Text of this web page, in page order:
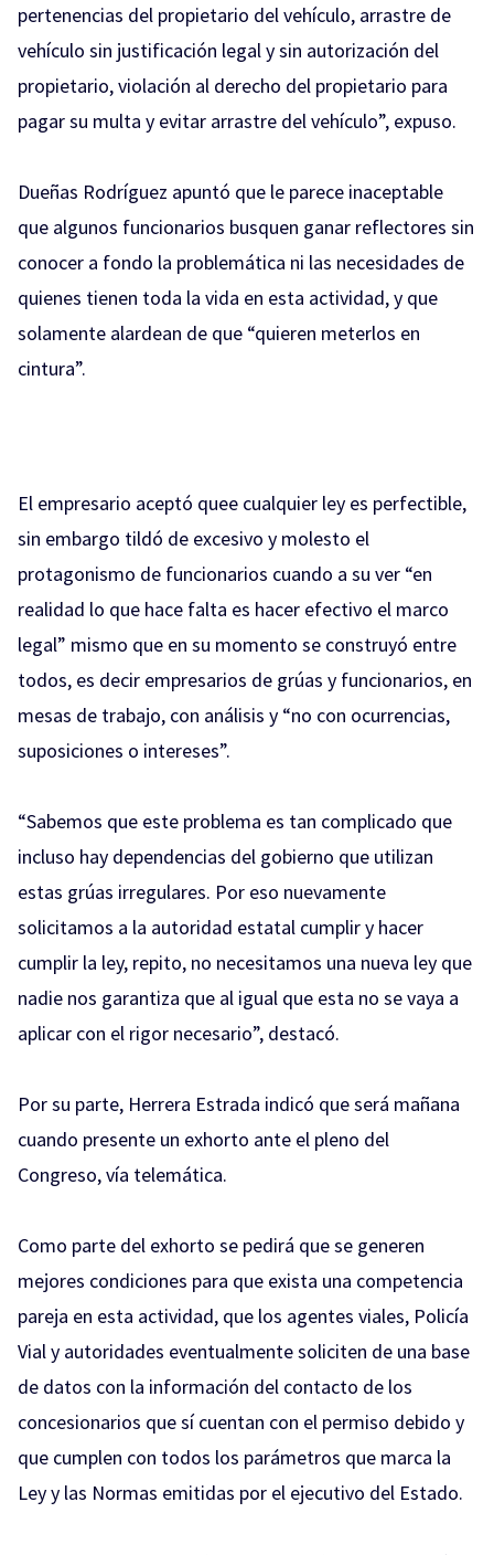
pertenencias del propietario del vehículo, arrastre de
vehículo sin justificación legal y sin autorización del
propietario, violación al derecho del propietario para
pagar su multa y evitar arrastre del vehículo”, expuso.
Dueñas Rodríguez apuntó que le parece inaceptable
que algunos funcionarios busquen ganar reflectores sin
conocer a fondo la problemática ni las necesidades de
quienes tienen toda la vida en esta actividad, y que
solamente alardean de que “quieren meterlos en
cintura”.
El empresario aceptó quee cualquier ley es perfectible,
sin embargo tildó de excesivo y molesto el
protagonismo de funcionarios cuando a su ver “en
realidad lo que hace falta es hacer efectivo el marco
legal” mismo que en su momento se construyó entre
todos, es decir empresarios de grúas y funcionarios, en
mesas de trabajo, con análisis y “no con ocurrencias,
suposiciones o intereses”.
“Sabemos que este problema es tan complicado que
incluso hay dependencias del gobierno que utilizan
estas grúas irregulares. Por eso nuevamente
solicitamos a la autoridad estatal cumplir y hacer
cumplir la ley, repito, no necesitamos una nueva ley que
nadie nos garantiza que al igual que esta no se vaya a
aplicar con el rigor necesario”, destacó.
Por su parte, Herrera Estrada indicó que será mañana
cuando presente un exhorto ante el pleno del
Congreso, vía telemática.
Como parte del exhorto se pedirá que se generen
mejores condiciones para que exista una competencia
pareja en esta actividad, que los agentes viales, Policía
Vial y autoridades eventualmente soliciten de una base
de datos con la información del contacto de los
concesionarios que sí cuentan con el permiso debido y
que cumplen con todos los parámetros que marca la
Ley y las Normas emitidas por el ejecutivo del Estado.